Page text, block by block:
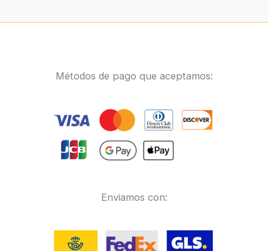
Métodos de pago que aceptamos:
Enviamos con: